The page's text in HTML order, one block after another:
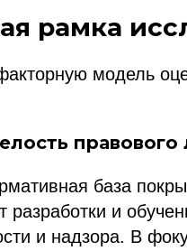
рамка
модель
база
разработки и
и надзора. В